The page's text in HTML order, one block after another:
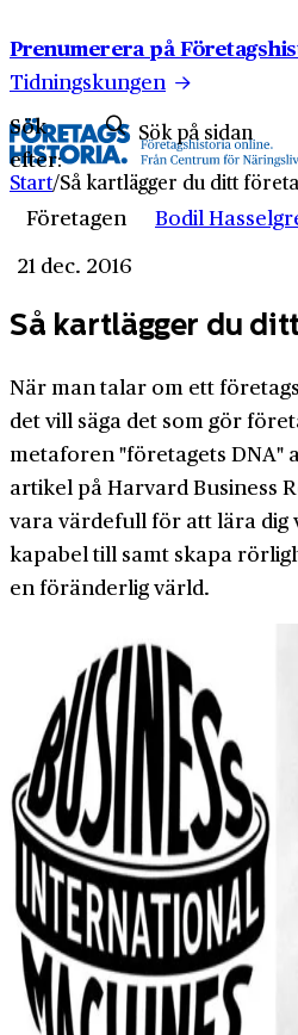
Prenumerera på
Tidningskungen
Sök
efter:
Start/Så kartlägger du ditt
Företagen
Bodil
21 dec. 2016
Så kartlägger du
När man talar om ett
det vill säga det som gör
metaforen "företagets DNA"
artikel på Harvard Business
vara värdefull för att lära dig
kapabel till samt skapa
en föränderlig värld.